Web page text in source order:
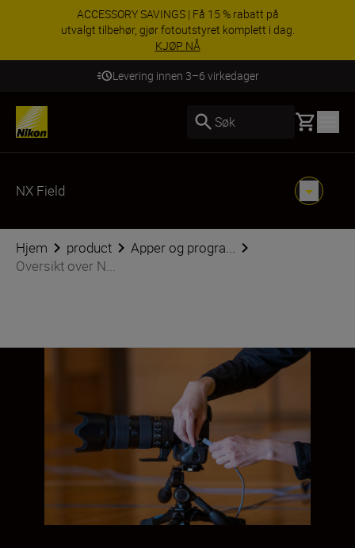
ACCESSORY SAVINGS | Få 15 % rabatt på
utvalgt tilbehør, gjør fotoutstyret komplett i dag.
KJØP NÅ
Levering innen 3–6 virkedager
Søk Basket
NX Field
Hjem product
Apper og progra...
Oversikt over N...